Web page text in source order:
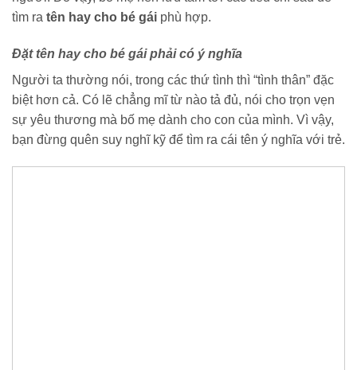
tìm ra tên hay cho bé gái phù hợp.
Đặt tên hay cho bé gái phải có ý nghĩa
Người ta thường nói, trong các thứ tình thì “tình thân” đặc
biệt hơn cả. Có lẽ chẳng mĩ từ nào tả đủ, nói cho trọn vẹn
sự yêu thương mà bố mẹ dành cho con của mình. Vì vậy,
bạn đừng quên suy nghĩ kỹ để tìm ra cái tên ý nghĩa với trẻ.